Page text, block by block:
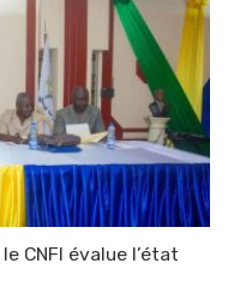
CNFI évalue l’état